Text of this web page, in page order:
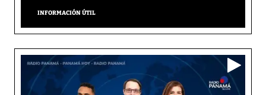
INFORMACIÓN ÚTIL